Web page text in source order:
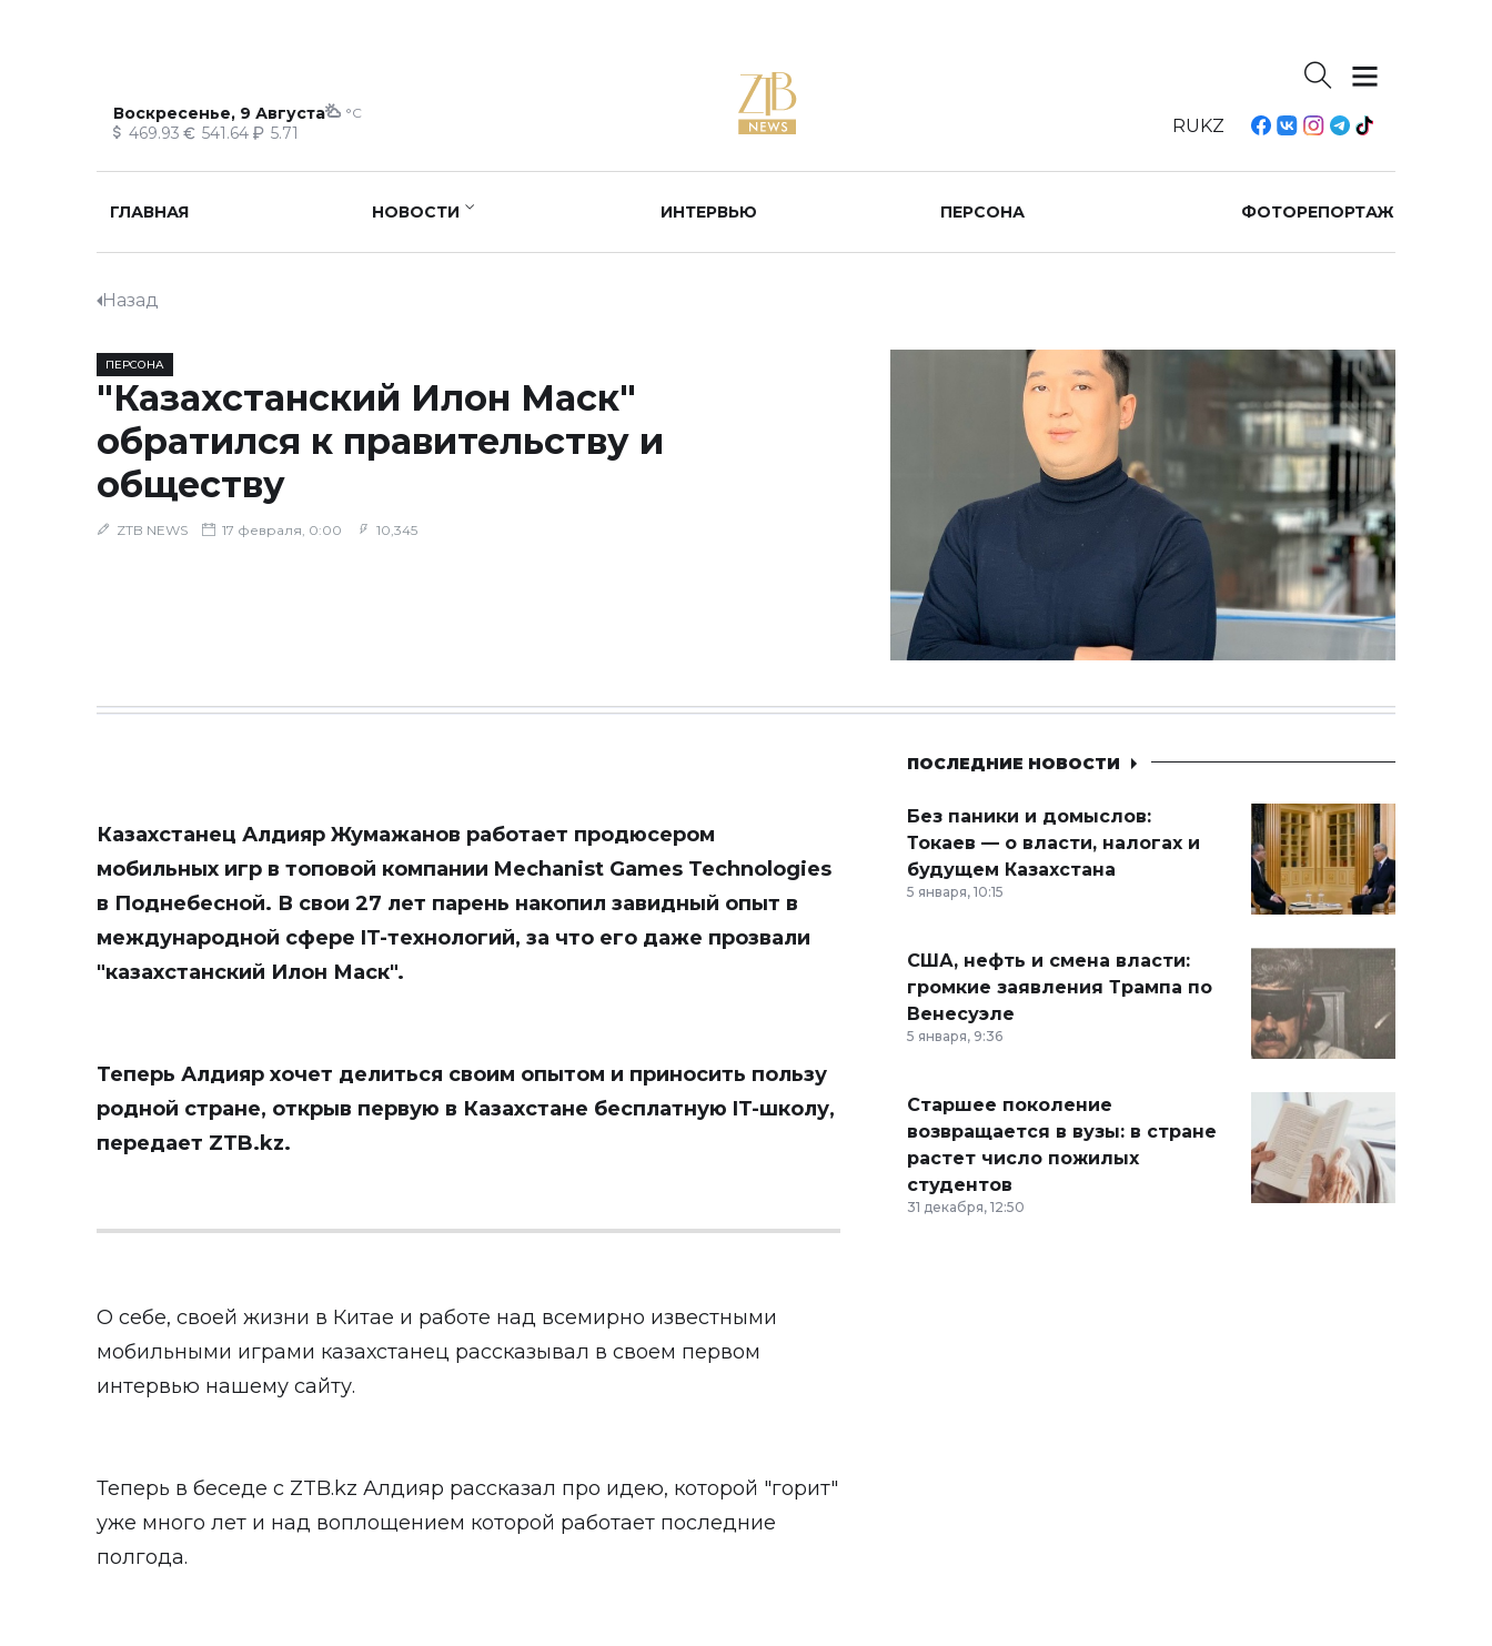
Воскресенье, 9 Августа °C
469.93 541.64 5.71 RUKZ
ГЛАВНАЯ НОВОСТИ ИНТЕРВЬЮ ПЕРСОНА ФОТОРЕПОРТАЖ
Назад
ПЕРСОНА
"Казахстанский Илон Маск"
обратился к правительству и
обществу
ZTB NEWS 17 февраля, 0:00 10,345
Казахстанец Алдияр Жумажанов работает продюсером
мобильных игр в топовой компании Mechanist Games Technologies
в Поднебесной. В свои 27 лет парень накопил завидный опыт в
международной сфере IT-технологий, за что его даже прозвали
"казахстанский Илон Маск".
Теперь Алдияр хочет делиться своим опытом и приносить пользу
родной стране, открыв первую в Казахстане бесплатную IT-школу,
передает ZTB.kz.
О себе, своей жизни в Китае и работе над всемирно известными
мобильными играми казахстанец рассказывал в своем первом
интервью нашему сайту.
Теперь в беседе с ZTB.kz Алдияр рассказал про идею, которой "горит"
уже много лет и над воплощением которой работает последние
полгода.
ПОСЛЕДНИЕ НОВОСТИ
Без паники и домыслов:
Токаев — о власти, налогах и
будущем Казахстана
5 января, 10:15
США, нефть и смена власти:
громкие заявления Трампа по
Венесуэле
5 января, 9:36
Старшее поколение
возвращается в вузы: в стране
растет число пожилых
студентов
31 декабря, 12:50